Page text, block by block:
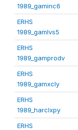
1989_gaminc6
ERHS
1989_gamlvs5
ERHS
1989_gamprodv
ERHS
1989_gamxcly
ERHS
1989_harclxpy
ERHS